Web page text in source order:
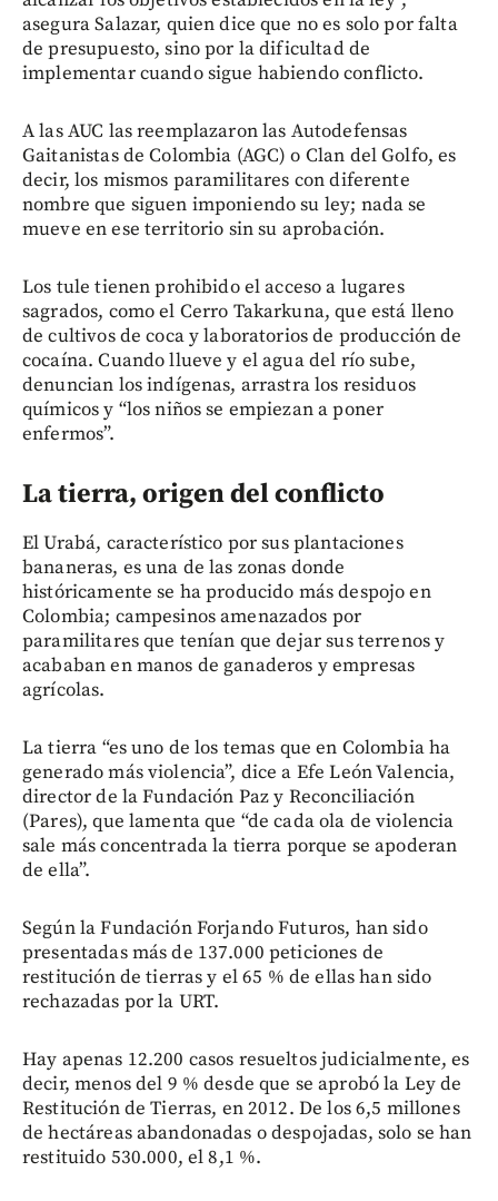
asegura Salazar, quien dice que no es solo por falta
de presupuesto, sino por la dificultad de
implementar cuando sigue habiendo conflicto.
A las AUC las reemplazaron las Autodefensas
Gaitanistas de Colombia (AGC) o Clan del Golfo, es
decir, los mismos paramilitares con diferente
nombre que siguen imponiendo su ley; nada se
mueve en ese territorio sin su aprobación.
Los tule tienen prohibido el acceso a lugares
sagrados, como el Cerro Takarkuna, que está lleno
de cultivos de coca y laboratorios de producción de
cocaína. Cuando llueve y el agua del río sube,
denuncian los indígenas, arrastra los residuos
químicos y “los niños se empiezan a poner
enfermos”.
La tierra, origen del conflicto
El Urabá, característico por sus plantaciones
bananeras, es una de las zonas donde
históricamente se ha producido más despojo en
Colombia; campesinos amenazados por
paramilitares que tenían que dejar sus terrenos y
acababan en manos de ganaderos y empresas
agrícolas.
La tierra “es uno de los temas que en Colombia ha
generado más violencia”, dice a Efe León Valencia,
director de la Fundación Paz y Reconciliación
(Pares), que lamenta que “de cada ola de violencia
sale más concentrada la tierra porque se apoderan
de ella”.
Según la Fundación Forjando Futuros, han sido
presentadas más de 137.000 peticiones de
restitución de tierras y el 65 % de ellas han sido
rechazadas por la URT.
Hay apenas 12.200 casos resueltos judicialmente, es
decir, menos del 9 % desde que se aprobó la Ley de
Restitución de Tierras, en 2012. De los 6,5 millones
de hectáreas abandonadas o despojadas, solo se han
restituido 530.000, el 8,1 %.